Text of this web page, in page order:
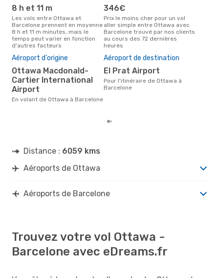
8 h et 11 m
Les vols entre Ottawa et
Barcelone prennent en moyenne
8 h et 11 m minutes, mais le
temps peut varier en fonction
d'autres facteurs
346€
Prix le moins cher pour un vol
aller simple entre Ottawa avec
Barcelone trouvé par nos clients
au cours des 72 dernières
heures
Aéroport d'origine
Ottawa Macdonald-
Cartier International
Airport
En volant de Ottawa à Barcelone
Aéroport de destination
El Prat Airport
Pour l'itinéraire de Ottawa à
Barcelone
Distance : 6059 kms
Aéroports de Ottawa
Aéroports de Barcelone
Trouvez votre vol Ottawa -
Barcelone avec eDreams.fr